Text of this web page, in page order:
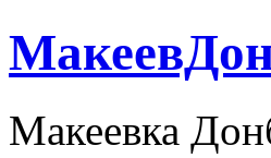
Макеевка